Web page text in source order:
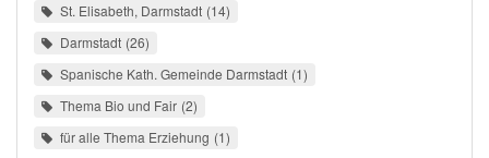
St. Elisabeth, Darmstadt 14
Darmstadt 26
Spanische Kath. Gemeinde Darmstadt 1
Thema Bio und Fair 2
für alle Thema Erziehung 1